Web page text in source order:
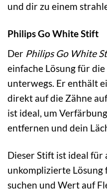
und dir zu einem
Philips Go White Stift
Der Philips Go White
einfache Lösung für die
unterwegs. Er enthält
direkt auf die Zähne
ist ideal, um
entfernen und dein
Dieser Stift ist ideal für
unkomplizierte
suchen und Wert auf